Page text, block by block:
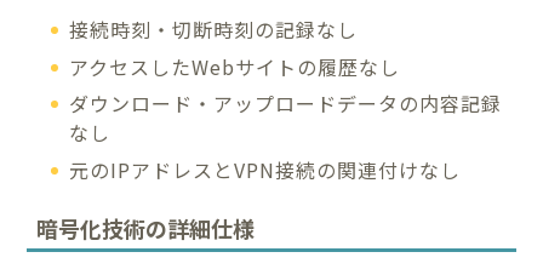
接続時刻・切断時刻の記録なし
アクセスしたWebサイトの履歴なし
ダウンロード・アップロードデータの内容記録
なし
元のIPアドレスとVPN接続の関連付けなし
暗号化技術の詳細仕様